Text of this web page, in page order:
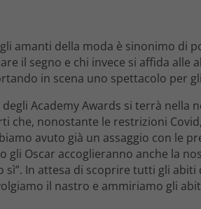
amanti della moda è sinonimo di
il segno e chi invece si affida alle
in scena uno spettacolo per
Academy Awards si terrà nella
che, nonostante le restrizioni
avuto già un assaggio con le
gli Oscar accoglieranno anche la
sì”. In attesa di scoprire tutti gli
il nastro e ammiriamo gli